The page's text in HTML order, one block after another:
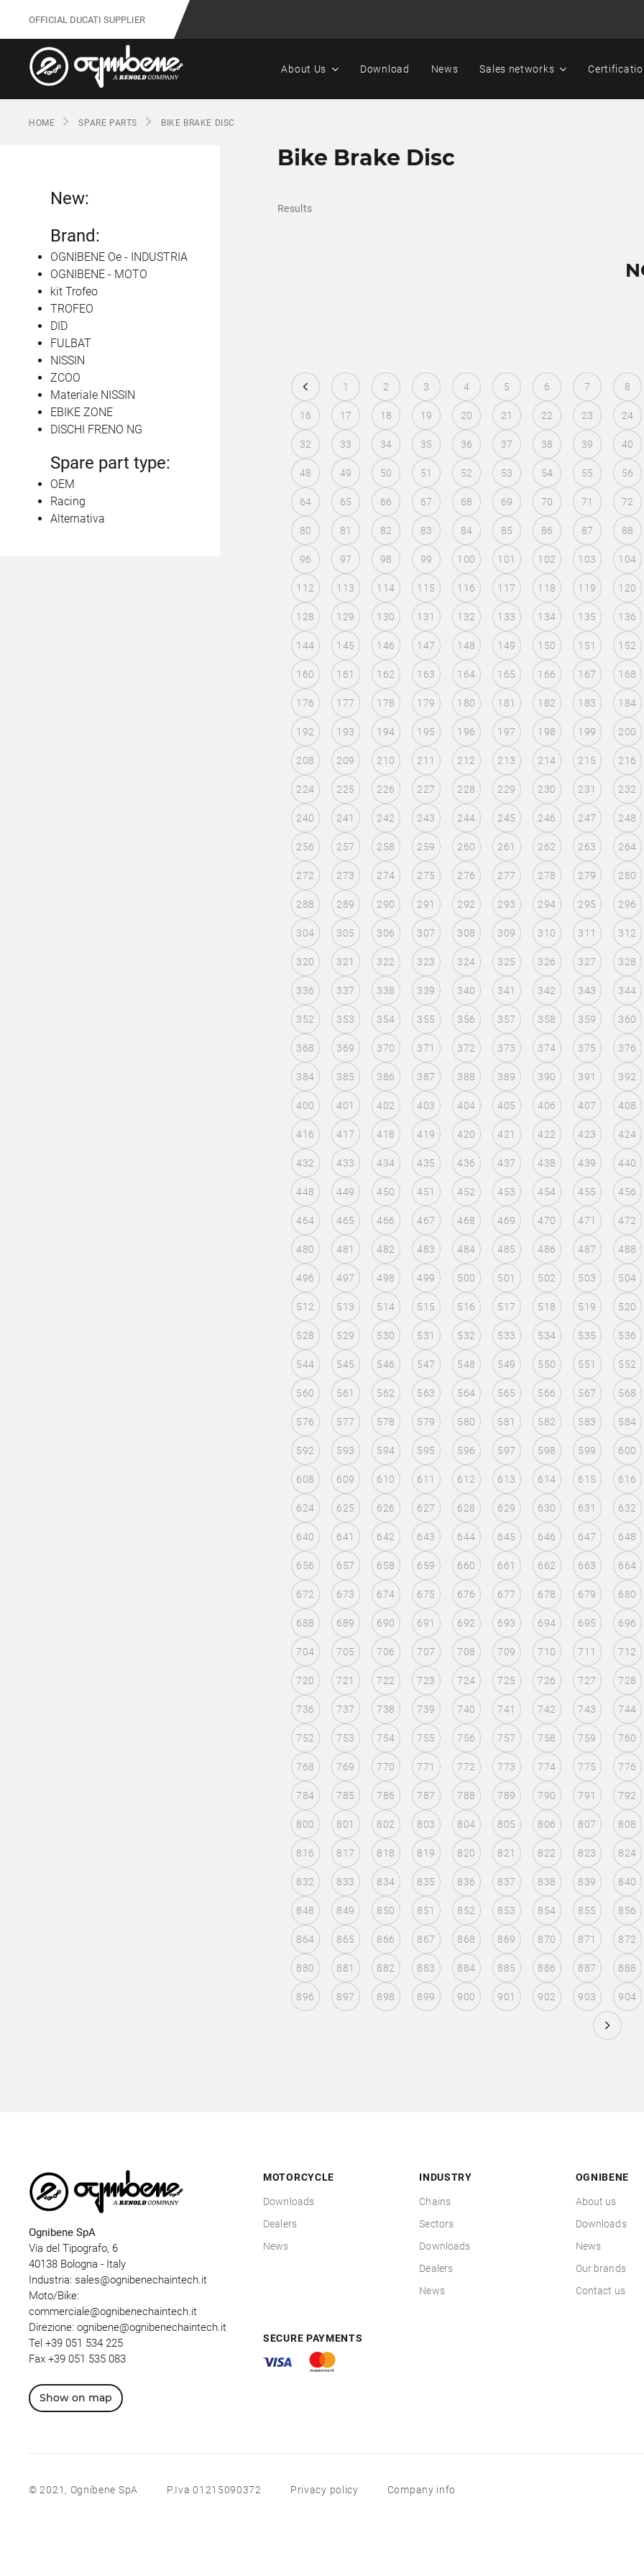
OFFICIAL DUCATI SUPPLIER
About Us Download News Sales networks
HOME SPARE PARTS BIKE BRAKE DISC
Bike Brake Disc
Results
1 2 3 4 5 6 7 8
16 17 18 19 20 21 22 23 24
32 33 34 35 36 37 38 39 40
48 49 50 51 52 53 54 55 56
64 65 66 67 68 69 70 71 72
80 81 82 83 84 85 86 87 88
96 97 98 99 100 101 102 103 104
112 113 114 115 116 117 118 119 120
128 129 130 131 132 133 134 135 136
144 145 146 147 148 149 150 151 152
160 161 162 163 164 165 166 167 168
176 177 178 179 180 181 182 183 184
192 193 194 195 196 197 198 199 200
208 209 210 211 212 213 214 215 216
224 225 226 227 228 229 230 231 232
240 241 242 243 244 245 246 247 248
256 257 258 259 260 261 262 263 264
272 273 274 275 276 277 278 279 280
288 289 290 291 292 293 294 295 296
304 305 306 307 308 309 310 311 312
320 321 322 323 324 325 326 327 328
336 337 338 339 340 341 342 343 344
352 353 354 355 356 357 358 359 360
368 369 370 371 372 373 374 375 376
384 385 386 387 388 389 390 391 392
400 401 402 403 404 405 406 407 408
416 417 418 419 420 421 422 423 424
432 433 434 435 436 437 438 439 440
448 449 450 451 452 453 454 455 456
464 465 466 467 468 469 470 471 472
480 481 482 483 484 485 486 487 488
496 497 498 499 500 501 502 503 504
512 513 514 515 516 517 518 519 520
528 529 530 531 532 533 534 535 536
544 545 546 547 548 549 550 551 552
560 561 562 563 564 565 566 567 568
576 577 578 579 580 581 582 583 584
592 593 594 595 596 597 598 599 600
608 609 610 611 612 613 614 615 616
624 625 626 627 628 629 630 631 632
640 641 642 643 644 645 646 647 648
656 657 658 659 660 661 662 663 664
672 673 674 675 676 677 678 679 680
688 689 690 691 692 693 694 695 696
704 705 706 707 708 709 710 711 712
720 721 722 723 724 725 726 727 728
736 737 738 739 740 741 742 743 744
752 753 754 755 756 757 758 759 760
768 769 770 771 772 773 774 775 776
784 785 786 787 788 789 790 791 792
800 801 802 803 804 805 806 807 808
816 817 818 819 820 821 822 823 824
832 833 834 835 836 837 838 839 840
848 849 850 851 852 853 854 855 856
864 865 866 867 868 869 870 871 872
880 881 882 883 884 885 886 887 888
896 897 898 899 900 901 902 903 904
New:
Brand:
OGNIBENE Oe - INDUSTRIA
OGNIBENE - MOTO
kit Trofeo
TROFEO
DID
FULBAT
NISSIN
ZCOO
Materiale NISSIN
EBIKE ZONE
DISCHI FRENO NG
Spare part type:
OEM
Racing
Alternativa
Ognibene SpA
Via del Tipografo, 6
40138 Bologna - Italy
Industria: sales@ognibenechaintech.it
Moto/Bike:
commerciale@ognibenechaintech.it
Direzione: ognibene@ognibenechaintech.it
Tel +39 051 534 225
Fax +39 051 535 083
Show on map
MOTORCYCLE
Downloads
Dealers
News
INDUSTRY
Chains
Sectors
Downloads
Dealers
News
OGNIBENE
About us
Downloads
News
Our brands
Contact us
SECURE PAYMENTS
© 2021, Ognibene SpA P.Iva 01215090372 Privacy policy Company info